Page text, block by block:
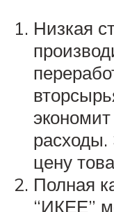
Низкая
расходы.
цену
Полная
“ИКЕЕ”